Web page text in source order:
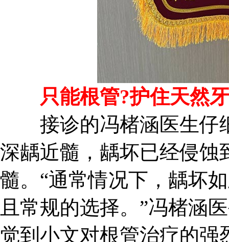
只能根管?护住天然牙
接诊的冯楮涵医生仔
深龋近髓，龋坏已经侵蚀
髓。“通常情况下，龋坏
且常规的选择。”冯楮涵
觉到小文对根管治疗的